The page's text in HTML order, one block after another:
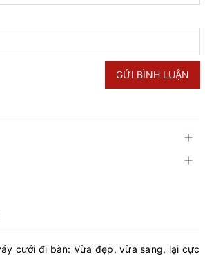
GỬI BÌNH LUẬN
cưới đi bàn: Vừa đẹp, vừa sang, lại cực